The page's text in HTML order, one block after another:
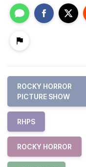
ROCKY HORROR
PICTURE SHOW
RHPS
ROCKY HORROR